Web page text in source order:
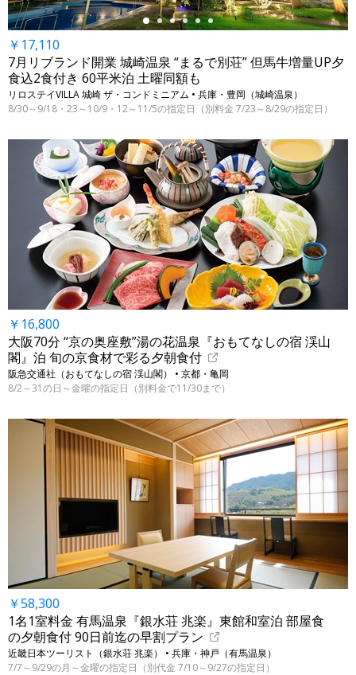
￥17,110
7月リブランド開業 城崎温泉 “まるで別荘” 但馬牛増量UP夕
食込2食付き 60平米泊 土曜同額も
リロステイVILLA 城崎 ザ・コンドミニアム • 兵庫・豊岡（城崎温泉）
8/30～9/18・23～10/9・12～11/5の指定日（別料金 7/23～8/29の指定日）
￥16,800
大阪70分 “京の奥座敷”湯の花温泉『おもてなしの宿 渓山
閣』泊 旬の京食材で彩る夕朝食付
阪急交通社（おもてなしの宿 渓山閣） • 京都・亀岡
8/2～31の日～金曜の指定日（別料金で11/30まで）
￥58,300
1名1室料金 有馬温泉『銀水荘 兆楽』東館和室泊 部屋食
の夕朝食付 90日前迄の早割プラン
近畿日本ツーリスト（銀水荘 兆楽） • 兵庫・神戸（有馬温泉）
7/7～9/29の月～金曜の指定日（別代金 7/10～9/27の指定日）